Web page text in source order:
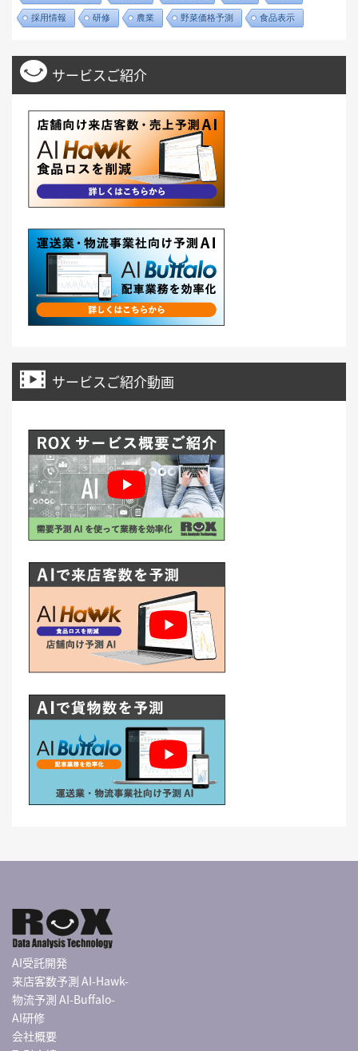
採用情報 研修 農業 野菜価格予測 食品表示
サービスご紹介
サービスご紹介動画
AI受託開発
来店客数予測 AI-Hawk-
物流予測 AI-Buffalo-
AI研修
会社概要